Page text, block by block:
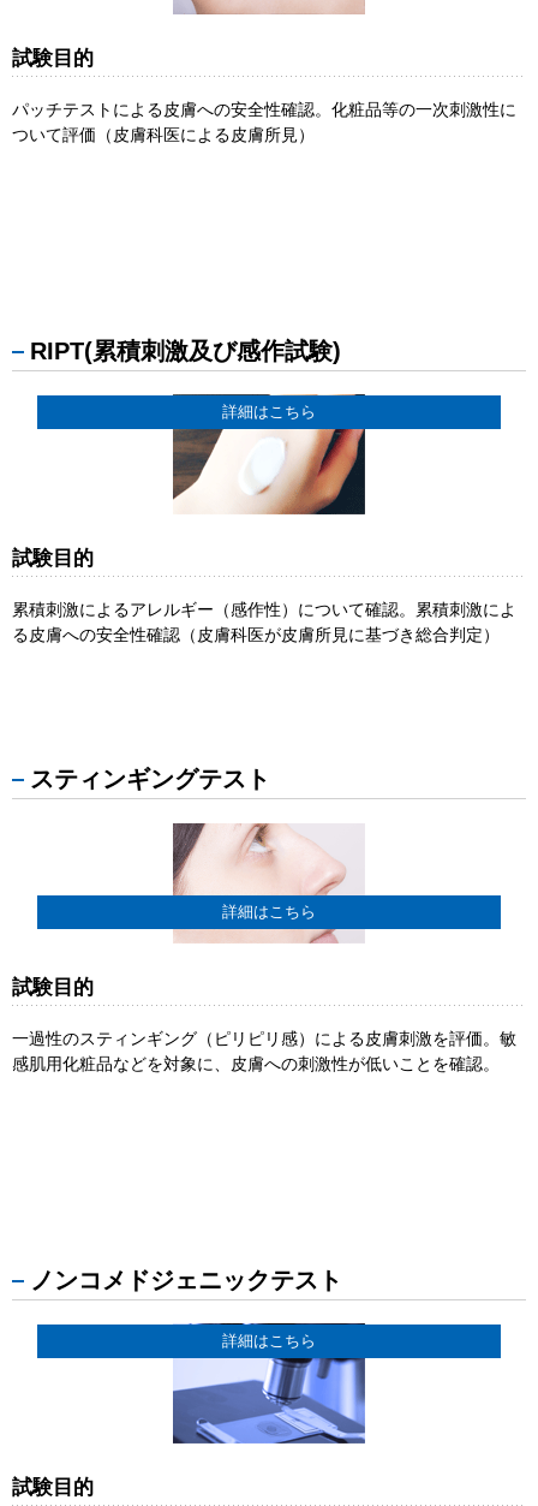
試験目的
パッチテストによる皮膚への安全性確認。化粧品等の一次刺激性に
ついて評価（皮膚科医による皮膚所見）
詳細はこちら
RIPT(累積刺激及び感作試験)
試験目的
累積刺激によるアレルギー（感作性）について確認。累積刺激によ
る皮膚への安全性確認（皮膚科医が皮膚所見に基づき総合判定）
詳細はこちら
スティンギングテスト
試験目的
一過性のスティンギング（ピリピリ感）による皮膚刺激を評価。敏
感肌用化粧品などを対象に、皮膚への刺激性が低いことを確認。
詳細はこちら
ノンコメドジェニックテスト
試験目的